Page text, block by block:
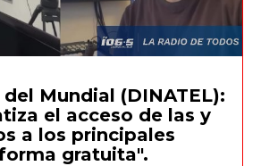
Mundial (DINATEL):
el acceso de las y
a los principales
gratuita".